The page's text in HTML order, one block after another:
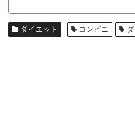
ダイエット コンビニ